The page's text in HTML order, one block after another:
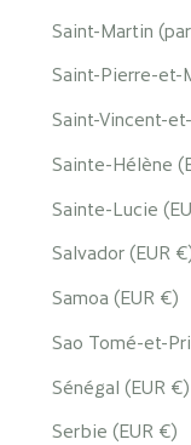
Saint-Martin
Saint-Pierre-et-
Saint-Vincent-
Sainte-Hélène
Sainte-Lucie
Salvador (EUR
Samoa (EUR €)
Sao Tomé-et-
Sénégal (EUR €)
Serbie (EUR €)